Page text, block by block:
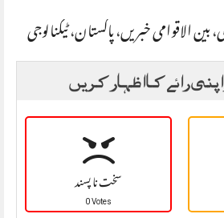
،بین الاقوامی خبریں،پاکستان،ٹیکنالوجی
رائے کا اظہار کریں
سخت نا پسند
0 Votes